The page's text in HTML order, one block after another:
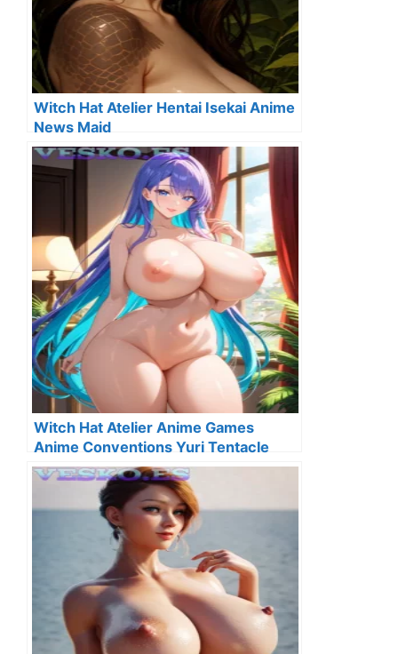
Witch Hat Atelier Hentai Isekai Anime
News Maid
Witch Hat Atelier Anime Games
Anime Conventions Yuri Tentacle